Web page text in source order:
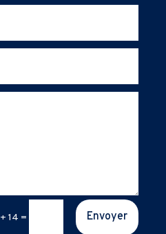
14 = Envoyer